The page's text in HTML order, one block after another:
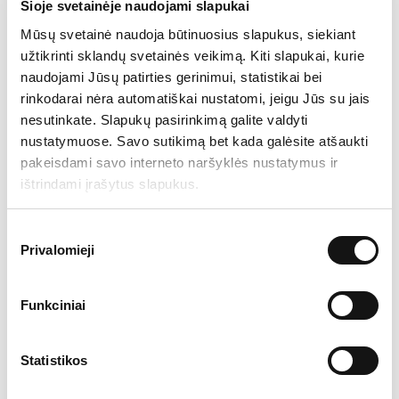
Šioje svetainėje naudojami slapukai
Mūsų svetainė naudoja būtinuosius slapukus, siekiant
užtikrinti sklandų svetainės veikimą. Kiti slapukai, kurie
naudojami Jūsų patirties gerinimui, statistikai bei
rinkodarai nėra automatiškai nustatomi, jeigu Jūs su jais
nesutinkate. Slapukų pasirinkimą galite valdyti
nustatymuose. Savo sutikimą bet kada galėsite atšaukti
pakeisdami savo interneto naršyklės nustatymus ir
ištrindami įrašytus slapukus.
pasirinkimas
Privalomieji
Funkciniai
Statistikos
projektavimą, diegimą ir priežiūrą, duomenų
archyvavimo, atstatymo, debesų kompiuterijos ir
virtualizacijos sprendimus, duomenų bazių ir
aplikacijų migraciją. Įmonė teikia stambioms
kompanijoms „CopyPrint“, mobiliųjų įrenginių
valdymo, pramoninio ir 3D spausdinimo valdomas
paslaugas (managed services). Dirba su
pasaulinius informacinių technologijų prekių
pogarantinį įrangos aptarnavimą.
kurios įmonės veikia klasterio pagrindu ir
įgyvendina bendrus projektus daugiau kaip 50-yje